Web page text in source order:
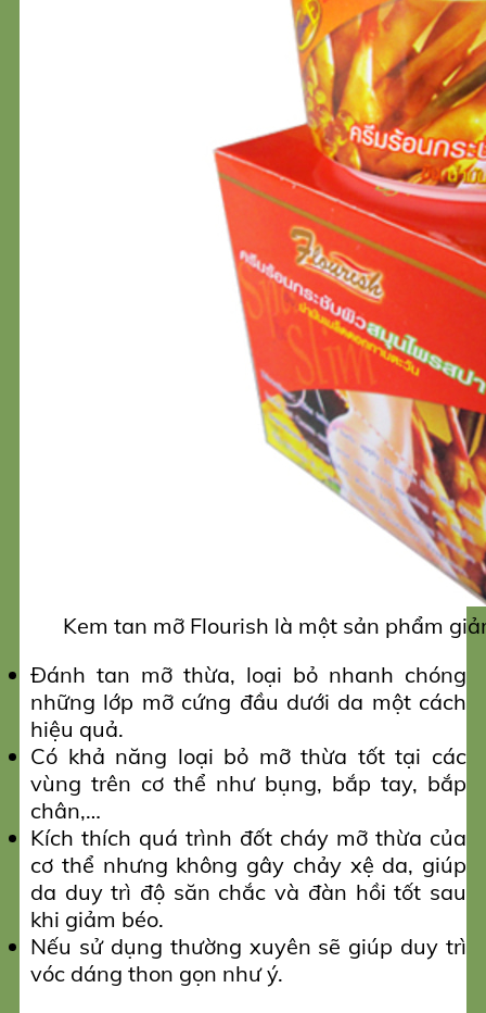
Kem tan mỡ Flourish là một sản phẩm
Đánh tan mỡ thừa, loại bỏ nhanh chóng
những lớp mỡ cứng đầu dưới da một cách
hiệu quả.
Có khả năng loại bỏ mỡ thừa tốt tại các
vùng trên cơ thể như bụng, bắp tay, bắp
chân,…
Kích thích quá trình đốt cháy mỡ thừa của
cơ thể nhưng không gây chảy xệ da, giúp
da duy trì độ săn chắc và đàn hồi tốt sau
khi giảm béo.
Nếu sử dụng thường xuyên sẽ giúp duy trì
vóc dáng thon gọn như ý.